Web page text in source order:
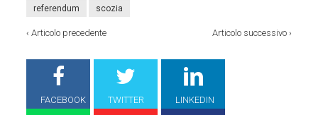
referendum scozia
‹Articolo precedente Articolo successivo›
FACEBOOK TWITTER LINKEDIN